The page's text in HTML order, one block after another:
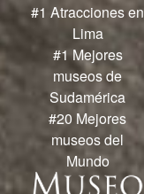
#1 Atracciones en
Lima
#1 Mejores
museos de
Sudamérica
#20 Mejores
museos del
Mundo